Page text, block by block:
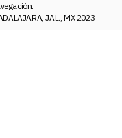
JAL., MX 2023